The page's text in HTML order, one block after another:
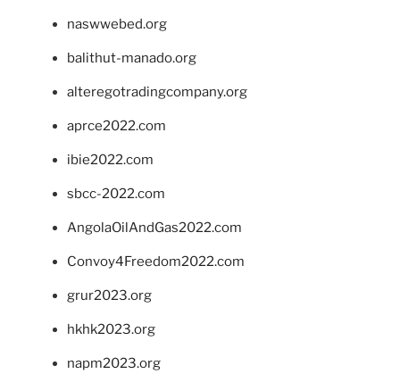
naswwebed.org
balithut-manado.org
alteregotradingcompany.org
aprce2022.com
ibie2022.com
sbcc-2022.com
AngolaOilAndGas2022.com
Convoy4Freedom2022.com
grur2023.org
hkhk2023.org
napm2023.org